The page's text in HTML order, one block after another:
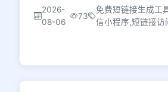
2026-
08-06
73
免费短链接生成工
信小程序,短链接访